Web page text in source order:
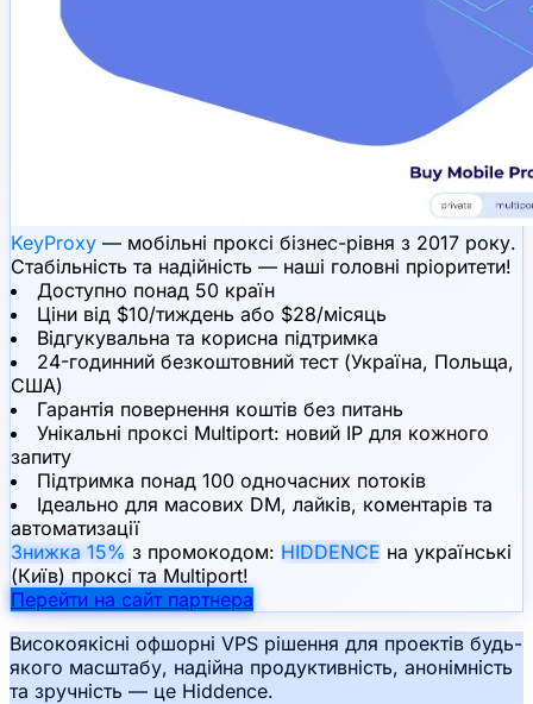
KeyProxy — мобільні проксі бізнес-рівня з 2017 року.
Стабільність та надійність — наші головні пріоритети!
Доступно понад 50 країн
Ціни від $10/тиждень або $28/місяць
Відгукувальна та корисна підтримка
24-годинний безкоштовний тест (Україна, Польща,
США)
Гарантія повернення коштів без питань
Унікальні проксі Multiport: новий IP для кожного
запиту
Підтримка понад 100 одночасних потоків
Ідеально для масових DM, лайків, коментарів та
автоматизації
Знижка 15% з промокодом: HIDDENCE на українські
(Київ) проксі та Multiport!
Перейти на сайт партнера
Високоякісні офшорні VPS рішення для проектів будь-
якого масштабу, надійна продуктивність, анонімність
та зручність — це Hiddence.